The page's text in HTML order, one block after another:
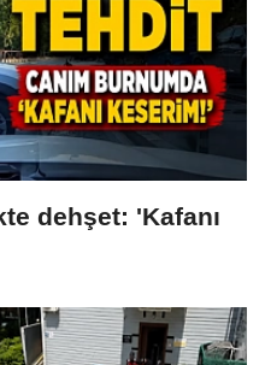
dehşet: 'Kafanı